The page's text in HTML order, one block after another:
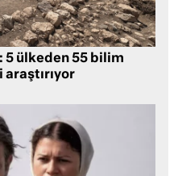
ülkeden 55 bilim
araştırıyor